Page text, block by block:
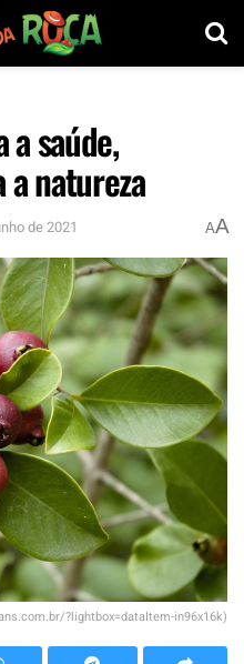
saúde,
natureza
de 2021 AA
?lightbox=dataItem-in96x16k)